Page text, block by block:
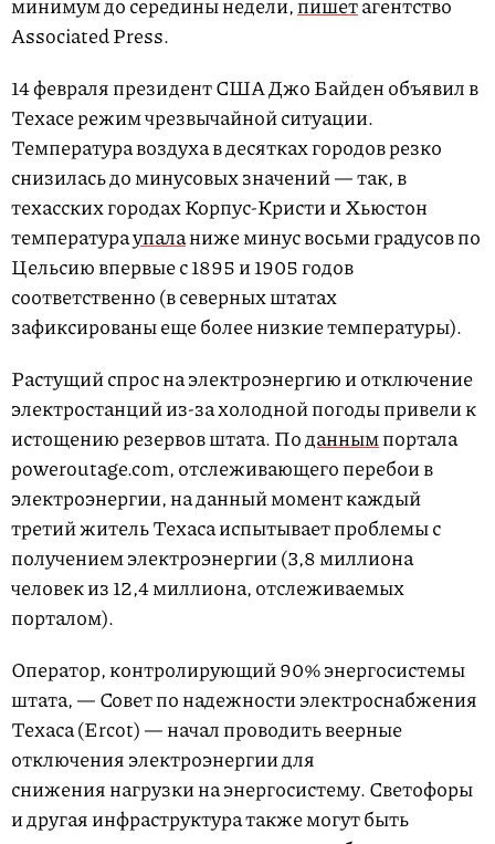
минимум до середины недели,пишетагентство
Associated Press.
14 февраля президент США Джо Байден объявил в
Техасе режим чрезвычайной ситуации.
Температура воздуха в десятках городов резко
снизилась до минусовых значений — так, в
техасских городах Корпус-Кристи и Хьюстон
температураупаланиже минус восьми градусов по
Цельсию впервые с 1895 и 1905 годов
соответственно (в северных штатах
зафиксированы еще более низкие температуры).
Растущий спрос на электроэнергию и отключение
электростанций из-за холодной погоды привели к
истощению резервов штата. Поданнымпортала
poweroutage.com, отслеживающего перебои в
электроэнергии, на данный момент каждый
третий житель Техаса испытывает проблемы с
получением электроэнергии (3,8 миллиона
человек из 12,4 миллиона, отслеживаемых
порталом).
Оператор, контролирующий 90% энергосистемы
штата, — Совет по надежности электроснабжения
Техаса (Ercot) — начал проводить веерные
отключения электроэнергии для
снижения нагрузки на энергосистему. Светофоры
и другая инфраструктура также могут быть